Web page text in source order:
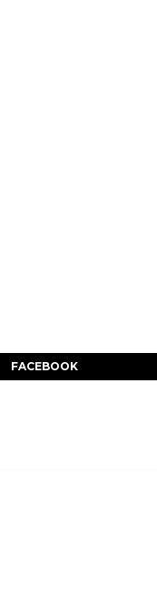
FACEBOOK